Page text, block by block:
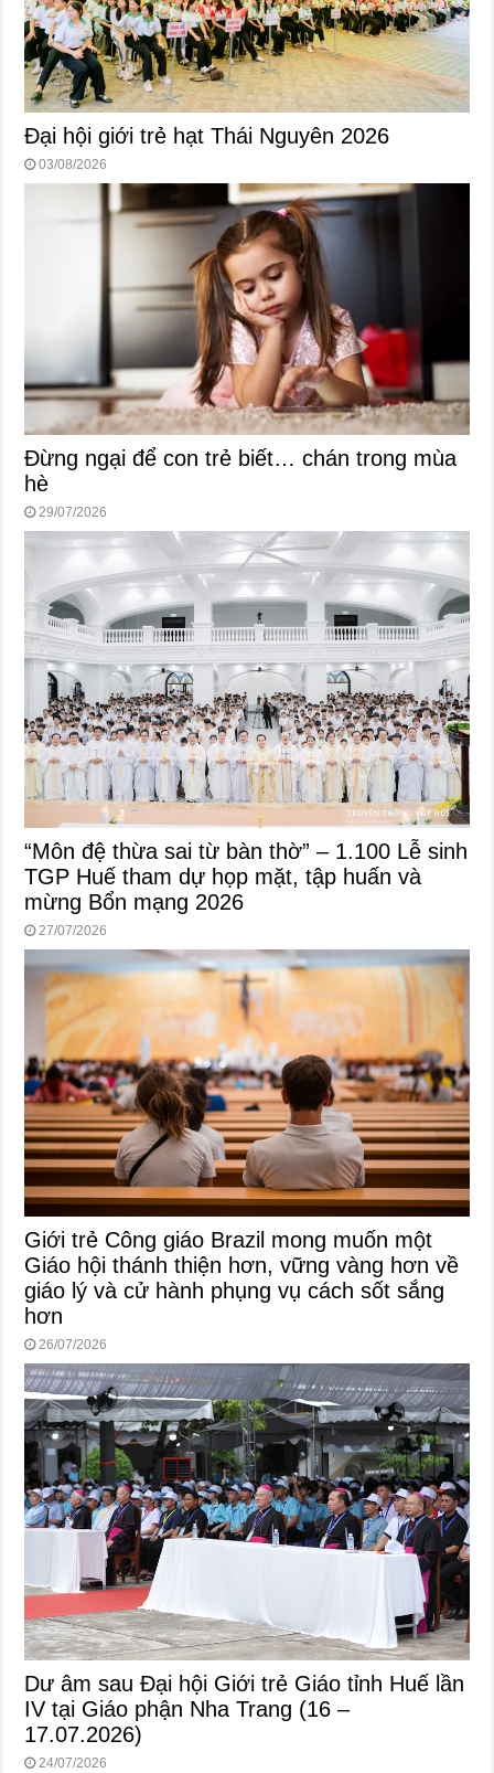
Đại hội giới trẻ hạt Thái Nguyên 2026
03/08/2026
Đừng ngại để con trẻ biết… chán trong mùa
hè
29/07/2026
“Môn đệ thừa sai từ bàn thờ” – 1.100 Lễ sinh
TGP Huế tham dự họp mặt, tập huấn và
mừng Bổn mạng 2026
27/07/2026
Giới trẻ Công giáo Brazil mong muốn một
Giáo hội thánh thiện hơn, vững vàng hơn về
giáo lý và cử hành phụng vụ cách sốt sắng
hơn
26/07/2026
Dư âm sau Đại hội Giới trẻ Giáo tỉnh Huế lần
IV tại Giáo phận Nha Trang (16 –
17.07.2026)
24/07/2026